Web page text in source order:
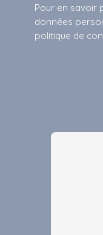
Pour en savoir
données
politique de